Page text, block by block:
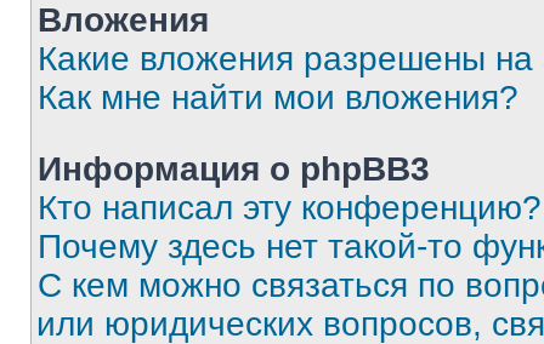
Вложения
Какие вложения разрешены
Как мне найти мои вложения?
Информация о phpBB3
Кто написал эту конференцию?
Почему здесь нет такой-то
С кем можно связаться по
или юридических вопросов,